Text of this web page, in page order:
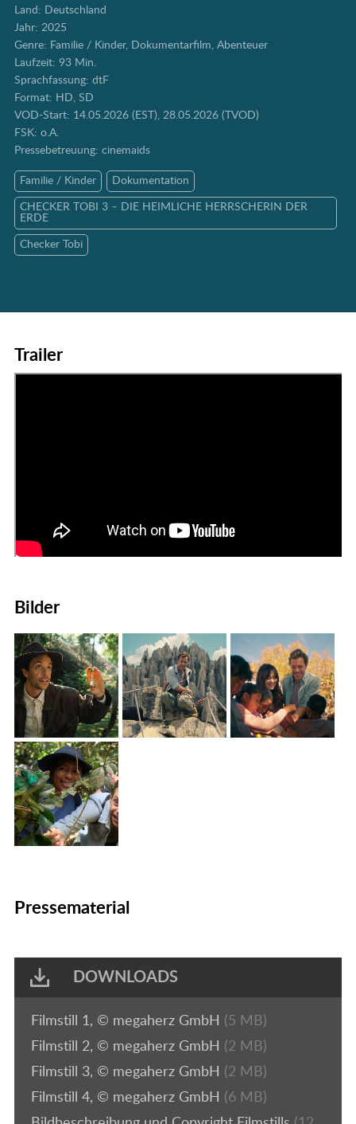
Land: Deutschland
Jahr: 2025
Genre: Familie / Kinder, Dokumentarfilm, Abenteuer
Laufzeit: 93 Min.
Sprachfassung: dtF
Format: HD, SD
VOD-Start: 14.05.2026 (EST), 28.05.2026 (TVOD)
FSK: o.A.
Pressebetreuung: cinemaids
Familie / Kinder
Dokumentation
CHECKER TOBI 3 – DIE HEIMLICHE HERRSCHERIN DER
ERDE
Checker Tobi
Trailer
Bilder
Pressematerial
DOWNLOADS
Filmstill 1, © megaherz GmbH (5 MB)
Filmstill 2, © megaherz GmbH (2 MB)
Filmstill 3, © megaherz GmbH (2 MB)
Filmstill 4, © megaherz GmbH (6 MB)